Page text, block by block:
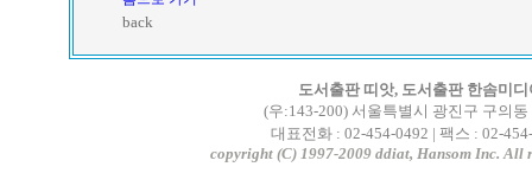
back
도서출판 띠앗, 도서출판 한솜미디
(우:143-200) 서울특별시 광진구 구의동
대표전화 : 02-454-0492 | 팩스 : 02-
copyright (C) 1997-2009 ddiat, Hansom Inc. All